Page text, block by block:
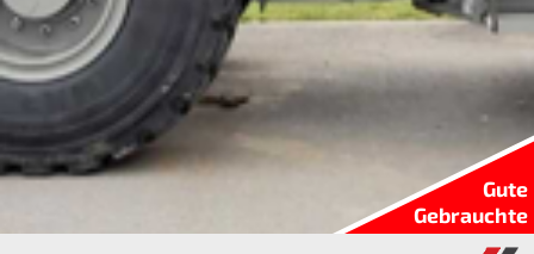
Gute
Gebrauchte